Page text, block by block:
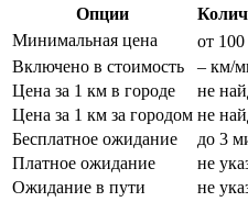
Опции
Минимальная цена
от
Включено в стоимость
– км/
Цена за 1 км в городе
не
Цена за 1 км за городом не
Бесплатное ожидание
до 3
Платное ожидание
не
Ожидание в пути
не